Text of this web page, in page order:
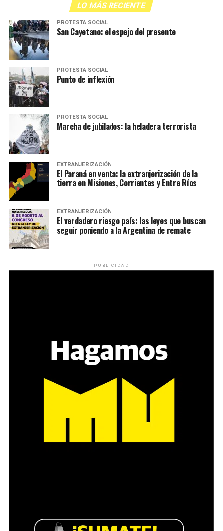
LO MÁS RECIENTE
PROTESTA SOCIAL
San Cayetano: el espejo del presente
PROTESTA SOCIAL
Punto de inflexión
PROTESTA SOCIAL
Marcha de jubilados: la heladera terrorista
EXTRANJERIZACIÓN
El Paraná en venta: la extranjerización de la
tierra en Misiones, Corrientes y Entre Ríos
EXTRANJERIZACIÓN
El verdadero riesgo país: las leyes que buscan
seguir poniendo a la Argentina de remate
PUBLICIDAD